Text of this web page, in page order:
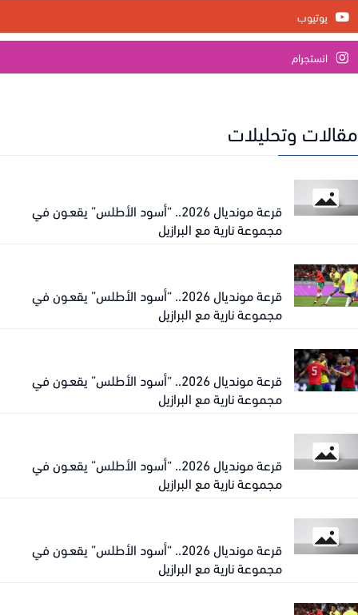
يوتيوب
انستجرام
وتحليلات
قرعة مونديال 2026.. “أسود الأطلس” يقعـون في
مجموعة نارية مع البرازيل
قرعة مونديال 2026.. “أسود الأطلس” يقعـون في
مجموعة نارية مع البرازيل
قرعة مونديال 2026.. “أسود الأطلس” يقعـون في
مجموعة نارية مع البرازيل
قرعة مونديال 2026.. “أسود الأطلس” يقعـون في
مجموعة نارية مع البرازيل
قرعة مونديال 2026.. “أسود الأطلس” يقعـون في
مجموعة نارية مع البرازيل